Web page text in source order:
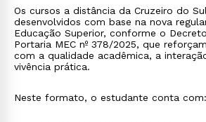
Os cursos a distância da Cruzeiro do
desenvolvidos com base na nova
Educação Superior, conforme o
Portaria MEC nº 378/2025, que
com a qualidade acadêmica, a
vivência prática.
Neste formato, o estudante conta com: